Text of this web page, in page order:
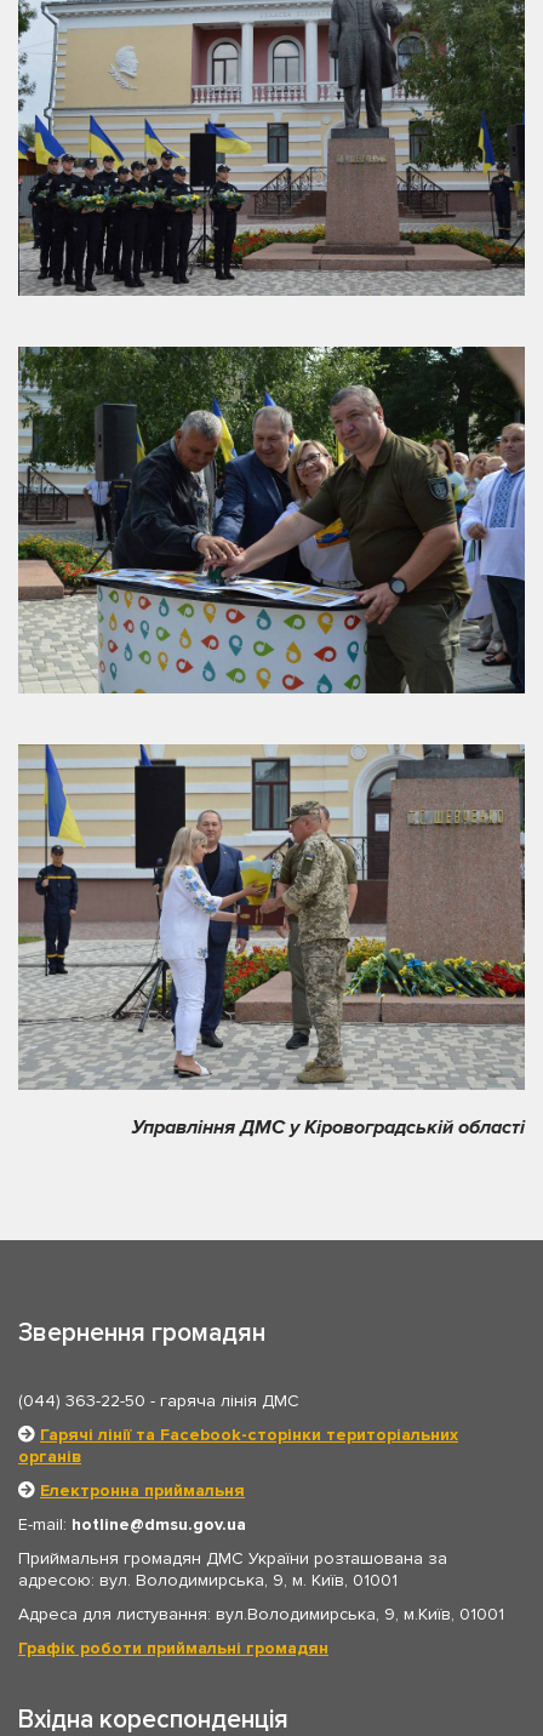
Управління ДМС у Кіровоградській області
Звернення громадян
(044) 363-22-50 - гаряча лінія ДМС
Гарячі лінії та Facebook-сторінки територіальних
органів
Електронна приймальня
E-mail: hotline
dmsu.gov.ua
Приймальня громадян ДМС України розташована за
адресою: вул. Володимирська, 9, м. Київ, 01001
Адреса для листування: вул.Володимирська, 9, м.Київ, 01001
Графік роботи приймальні громадян
Вхідна кореспонденція